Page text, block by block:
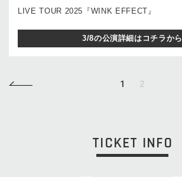
LIVE TOUR 2025『WINK EFFECT』
3/8の公演詳細はコチラから
1 2
TICKET INFO